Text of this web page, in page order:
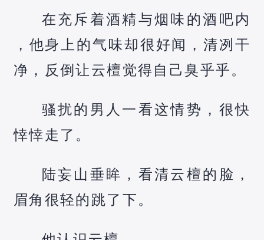
在充斥着酒精与烟味的酒吧内
，他身上的气味却很好闻，清冽干
净，反倒让云檀觉得自己臭乎乎。
骚扰的男人一看这情势，很快
悻悻走了。
陆妄山垂眸，看清云檀的脸，
眉角很轻的跳了下。